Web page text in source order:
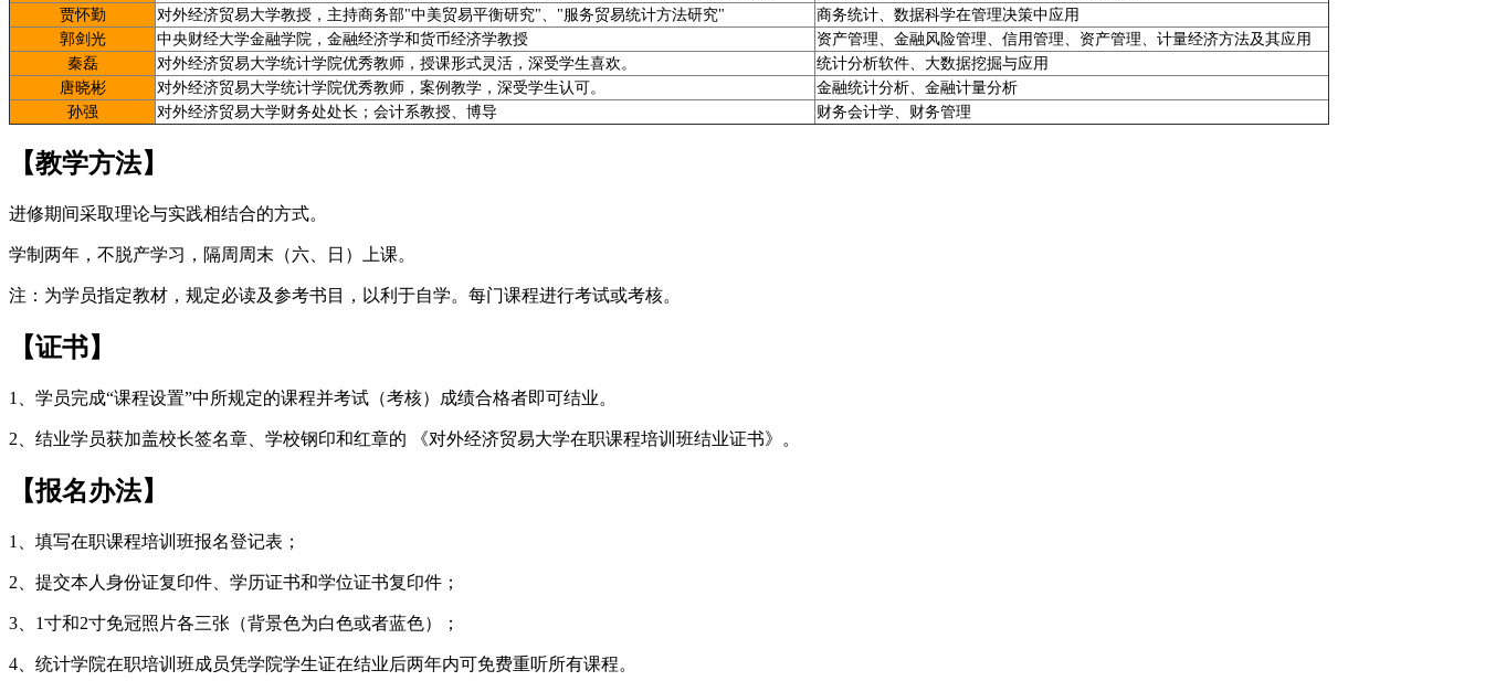
贾怀勤
对外经济贸易大学教授，主持商务部"中美贸易平衡研究"、"服务贸易统计方法研究"
商务统计、数据科学在管理决策中应用
郭剑光
中央财经大学金融学院，金融经济学和货币经济学教授
资产管理、金融风险管理、信用管理、资产管理、计量经济方法及其应用
秦磊
对外经济贸易大学统计学院优秀教师，授课形式灵活，深受学生喜欢。
统计分析软件、大数据挖掘与应用
唐晓彬
对外经济贸易大学统计学院优秀教师，案例教学，深受学生认可。
金融统计分析、金融计量分析
孙强
对外经济贸易大学财务处处长；会计系教授、博导 财务会计学、财务管理
【教学方法】
进修期间采取理论与实践相结合的方式。
学制两年，不脱产学习，隔周周末（六、日）上课。
注：为学员指定教材，规定必读及参考书目，以利于自学。每门课程进行考试或考核。
【证书】
1、学员完成“课程设置”中所规定的课程并考试（考核）成绩合格者即可结业。
2、结业学员获加盖校长签名章、学校钢印和红章的 《对外经济贸易大学在职课程培训班结业证书》。
【报名办法】
1、填写在职课程培训班报名登记表；
2、提交本人身份证复印件、学历证书和学位证书复印件；
3、1寸和2寸免冠照片各三张（背景色为白色或者蓝色）；
4、统计学院在职培训班成员凭学院学生证在结业后两年内可免费重听所有课程。